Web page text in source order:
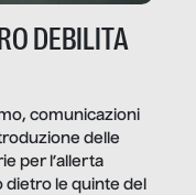
DEBILITA
comunicazioni
delle
per l’allerta
le quinte del